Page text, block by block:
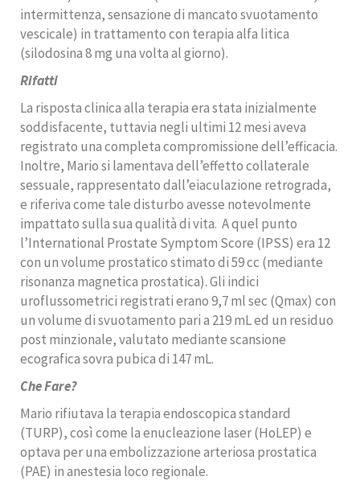
intermittenza, sensazione di mancato svuotamento
vescicale) in trattamento con terapia alfa litica
(silodosina 8 mg una volta al giorno).
Rifatti
La risposta clinica alla terapia era stata inizialmente
soddisfacente, tuttavia negli ultimi 12 mesi aveva
registrato una completa compromissione dell’efficacia.
Inoltre, Mario si lamentava dell’effetto collaterale
sessuale, rappresentato dall’eiaculazione retrograda,
e riferiva come tale disturbo avesse notevolmente
impattato sulla sua qualità di vita. A quel punto
l’International Prostate Symptom Score (IPSS) era 12
con un volume prostatico stimato di 59 cc (mediante
risonanza magnetica prostatica). Gli indici
uroflussometrici registrati erano 9,7 ml sec (Qmax) con
un volume di svuotamento pari a 219 mL ed un residuo
post minzionale, valutato mediante scansione
ecografica sovra pubica di 147 mL.
Che Fare?
Mario rifiutava la terapia endoscopica standard
(TURP), così come la enucleazione laser (HoLEP) e
optava per una embolizzazione arteriosa prostatica
(PAE) in anestesia loco regionale.